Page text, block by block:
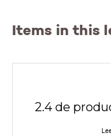
Items in this
2.4 de